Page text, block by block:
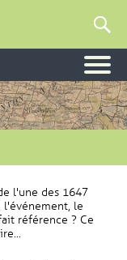
l'une des 1647
l'événement, le
référence ? Ce